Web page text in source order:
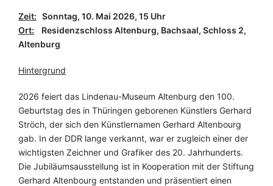
Zeit: Sonntag, 10. Mai 2026, 15 Uhr
Ort: Residenzschloss Altenburg, Bachsaal, Schloss 2,
Altenburg
Hintergrund
2026 feiert das Lindenau-Museum Altenburg den 100.
Geburtstag des in Thüringen geborenen Künstlers Gerhard
Ströch, der sich den Künstlernamen Gerhard Altenbourg
gab. In der DDR lange verkannt, war er zugleich einer der
wichtigsten Zeichner und Grafiker des 20. Jahrhunderts.
Die Jubiläumsausstellung ist in Kooperation mit der Stiftung
Gerhard Altenbourg entstanden und präsentiert einen